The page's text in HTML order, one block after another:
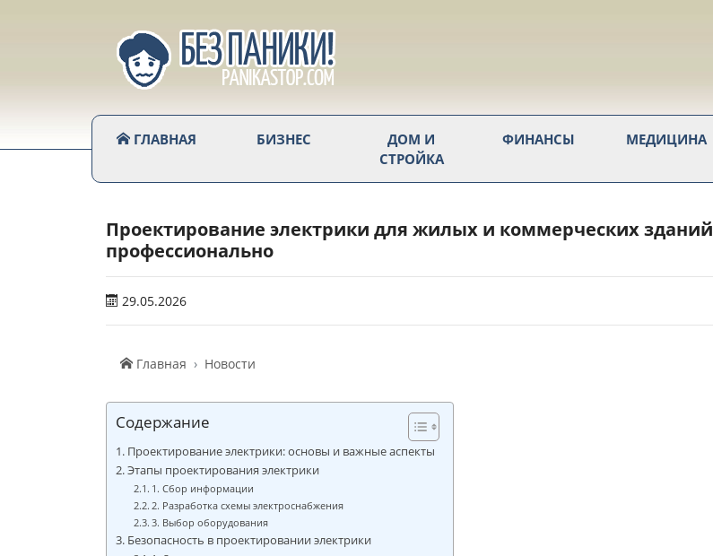
ГЛАВНАЯ БИЗНЕС
ДОМ И
СТРОЙКА
ФИНАНСЫ МЕДИЦИНА
Проектирование электрики для жилых и коммерческих зданий
профессионально
29.05.2026
Главная Новости
Содержание
Проектирование электрики: основы и важные аспекты
Этапы проектирования электрики
1. Сбор информации
2. Разработка схемы электроснабжения
3. Выбор оборудования
Безопасность в проектировании электрики